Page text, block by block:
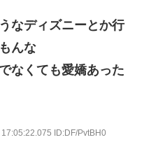
なディズニーとか行
んな
なくても愛嬌あった
ID:DF/PvtBH0